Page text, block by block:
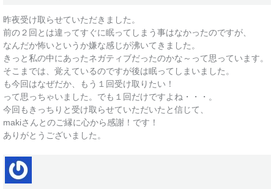
昨夜受け取らせていただきました。
前の２回とは違ってすぐに眠ってしまう事はなかったのですが、
なんだか怖いというか嫌な感じが沸いてきました。
きっと私の中にあったネガティブだったのかな～って思っています。
そこまでは、覚えているのですが後は眠ってしまいました。
も今回はなぜだか、もう１回受け取りたい！
って思っちゃいました。でも１回だけですよね・・・。
今回もきっちりと受け取らせていただいたと信じて、
makiさんとのご縁に心から感謝！です！
ありがとうございました。